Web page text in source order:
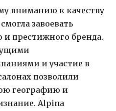
вниманию к качеству
завоевать
престижного бренда.
и участие в
позволили
географию и
Alpina